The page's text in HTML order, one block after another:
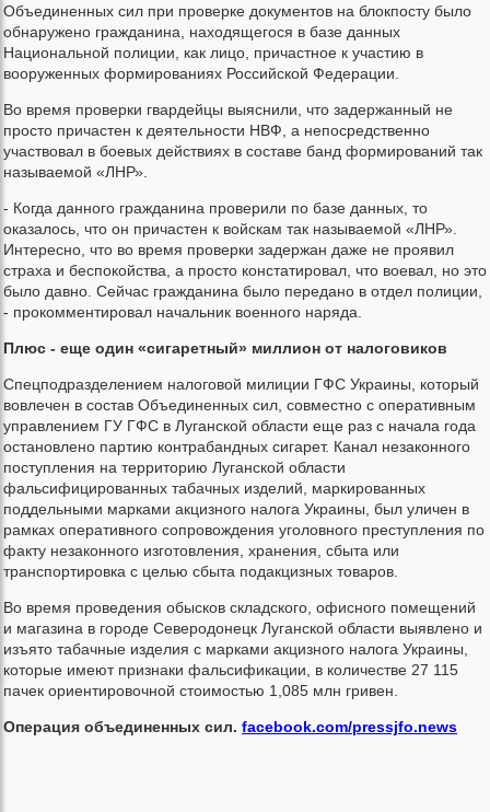
Объединенных сил при проверке документов на блокпосту было
обнаружено гражданина, находящегося в базе данных
Национальной полиции, как лицо, причастное к участию в
вооруженных формированиях Российской Федерации.
Во время проверки гвардейцы выяснили, что задержанный не
просто причастен к деятельности НВФ, а непосредственно
участвовал в боевых действиях в составе банд формирований так
называемой «ЛНР».
- Когда данного гражданина проверили по базе данных, то
оказалось, что он причастен к войскам так называемой «ЛНР».
Интересно, что во время проверки задержан даже не проявил
страха и беспокойства, а просто констатировал, что воевал, но это
было давно. Сейчас гражданина было передано в отдел полиции,
- прокомментировал начальник военного наряда.
Плюс - еще один «сигаретный» миллион от налоговиков
Спецподразделением налоговой милиции ГФС Украины, который
вовлечен в состав Объединенных сил, совместно с оперативным
управлением ГУ ГФС в Луганской области еще раз с начала года
остановлено партию контрабандных сигарет. Канал незаконного
поступления на территорию Луганской области
фальсифицированных табачных изделий, маркированных
поддельными марками акцизного налога Украины, был уличен в
рамках оперативного сопровождения уголовного преступления по
факту незаконного изготовления, хранения, сбыта или
транспортировка с целью сбыта подакцизных товаров.
Во время проведения обысков складского, офисного помещений
и магазина в городе Северодонецк Луганской области выявлено и
изъято табачные изделия с марками акцизного налога Украины,
которые имеют признаки фальсификации, в количестве 27 115
пачек ориентировочной стоимостью 1,085 млн гривен.
Операция объединенных сил. facebook.com/pressjfo.news